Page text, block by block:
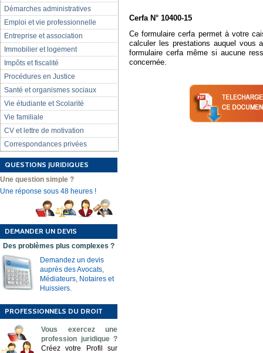
Démarches administratives
Emploi et vie professionnelle
Entreprise et association
Immobilier et logement
Impôts et fiscalité
Procédures en Justice
Santé et organismes sociaux
Vie étudiante et Scolarité
Vie familiale
CV et lettre de motivation
Correspondances privées
QUESTIONS JURIDIQUES
Une question simple ?
Une réponse sous 48 heures !
DEMANDER UN DEVIS
Des problèmes plus complexes ?
Demandez un devis
auprès des Avocats,
Médiateurs, Notaires et
Huissiers.
PROFESSIONNELS DU DROIT
Vous exercez une
profession juridique ?
Créez votre Profil sur
Cerfa N° 10400-15
Ce formulaire cerfa permet à votre
calculer les prestations auquel vous
formulaire cerfa même si aucune
concernée.